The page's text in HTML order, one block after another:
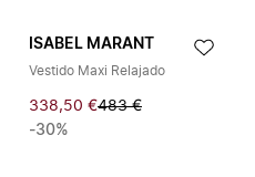
ISABEL MARANT
Vestido Maxi Relajado
338,50 €483 €
-30%